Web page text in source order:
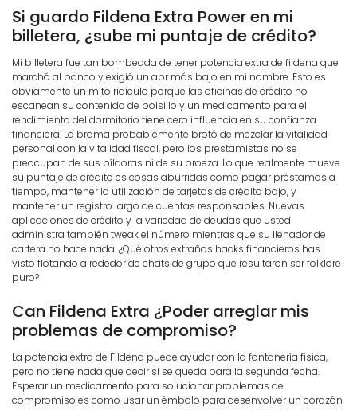
Si guardo Fildena Extra Power en mi
billetera, ¿sube mi puntaje de crédito?
Mi billetera fue tan bombeada de tener potencia extra de fildena que
marchó al banco y exigió un apr más bajo en mi nombre. Esto es
obviamente un mito ridículo porque las oficinas de crédito no
escanean su contenido de bolsillo y un medicamento para el
rendimiento del dormitorio tiene cero influencia en su confianza
financiera. La broma probablemente brotó de mezclar la vitalidad
personal con la vitalidad fiscal, pero los prestamistas no se
preocupan de sus píldoras ni de su proeza. Lo que realmente mueve
su puntaje de crédito es cosas aburridas como pagar préstamos a
tiempo, mantener la utilización de tarjetas de crédito bajo, y
mantener un registro largo de cuentas responsables. Nuevas
aplicaciones de crédito y la variedad de deudas que usted
administra también tweak el número mientras que su llenador de
cartera no hace nada. ¿Qué otros extraños hacks financieros has
visto flotando alrededor de chats de grupo que resultaron ser folklore
puro?
Can Fildena Extra ¿Poder arreglar mis
problemas de compromiso?
La potencia extra de Fildena puede ayudar con la fontanería física,
pero no tiene nada que decir si se queda para la segunda fecha.
Esperar un medicamento para solucionar problemas de
compromiso es como usar un émbolo para desenvolver un corazón